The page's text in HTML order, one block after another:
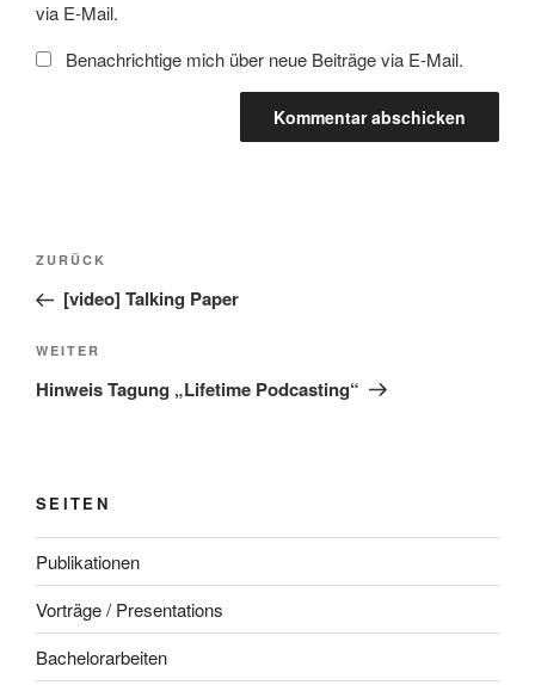
via E-Mail.
Benachrichtige mich über neue Beiträge via E-Mail.
Beitragsnavigation
Vorheriger
Beitrag
ZURÜCK
[video] Talking Paper
Nächster
Beitrag
WEITER
Hinweis Tagung „Lifetime Podcasting“
SEITEN
Publikationen
Vorträge / Presentations
Bachelorarbeiten